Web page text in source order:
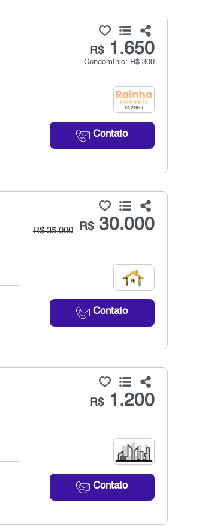
R$1.650
Condomínio: R$ 300
Contato
R$30.000
R$ 35.000
Contato
R$1.200
Contato